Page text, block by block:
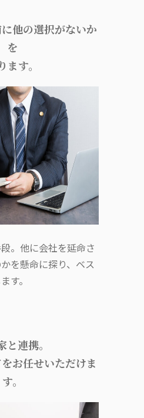
他の選択がないか
を
ます。
。他に会社を延命さ
を懸命に探り、ベス
す。
と連携。
お任せいただけま
す。